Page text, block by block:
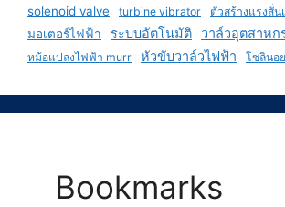
solenoid valve turbine vibrator ตัวสร้างแรงสั่น
มอเตอร์ไฟฟ้า ระบบอัตโนมัติ วาล์วอุตสาหก
หม้อแปลงไฟฟ้า murr หัวขับวาล์วไฟฟ้า โซลินอ
Bookmarks